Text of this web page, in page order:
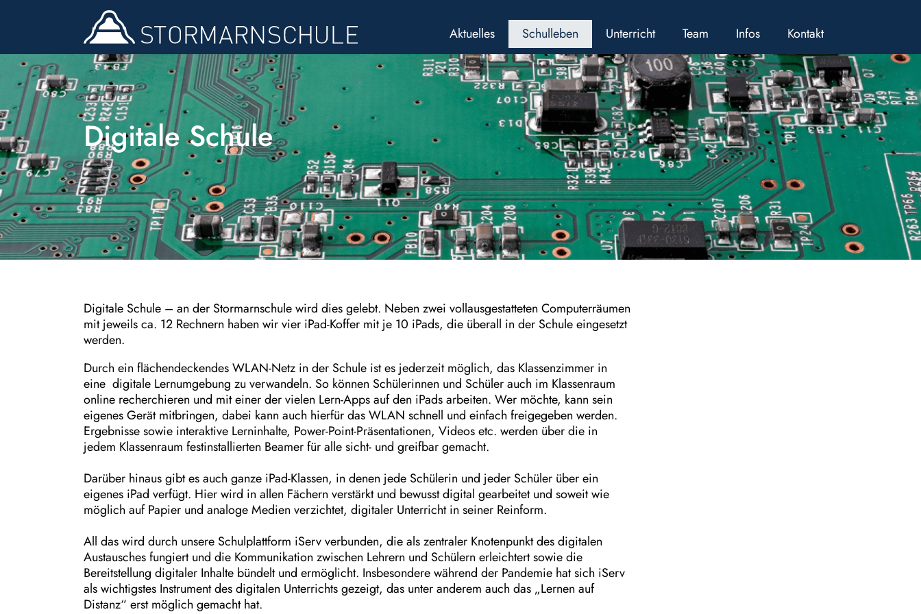
Aktuelles Schulleben Unterricht Team Infos Kontakt
Digitale Schule
Digitale Schule – an der Stormarnschule wird dies gelebt. Neben zwei vollausgestatteten Computerräumen
mit jeweils ca. 12 Rechnern haben wir vier iPad-Koffer mit je 10 iPads, die überall in der Schule eingesetzt
werden.
Durch ein flächendeckendes WLAN-Netz in der Schule ist es jederzeit möglich, das Klassenzimmer in
eine digitale Lernumgebung zu verwandeln. So können Schülerinnen und Schüler auch im Klassenraum
online recherchieren und mit einer der vielen Lern-Apps auf den iPads arbeiten. Wer möchte, kann sein
eigenes Gerät mitbringen, dabei kann auch hierfür das WLAN schnell und einfach freigegeben werden.
Ergebnisse sowie interaktive Lerninhalte, Power-Point-Präsentationen, Videos etc. werden über die in
jedem Klassenraum festinstallierten Beamer für alle sicht- und greifbar gemacht.
Darüber hinaus gibt es auch ganze iPad-Klassen, in denen jede Schülerin und jeder Schüler über ein
eigenes iPad verfügt. Hier wird in allen Fächern verstärkt und bewusst digital gearbeitet und soweit wie
möglich auf Papier und analoge Medien verzichtet, digitaler Unterricht in seiner Reinform.
All das wird durch unsere Schulplattform iServ verbunden, die als zentraler Knotenpunkt des digitalen
Austausches fungiert und die Kommunikation zwischen Lehrern und Schülern erleichtert sowie die
Bereitstellung digitaler Inhalte bündelt und ermöglicht. Insbesondere während der Pandemie hat sich iServ
als wichtigstes Instrument des digitalen Unterrichts gezeigt, das unter anderem auch das „Lernen auf
Distanz“ erst möglich gemacht hat.